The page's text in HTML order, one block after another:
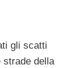
gli scatti
strade della